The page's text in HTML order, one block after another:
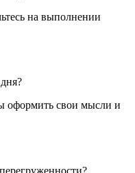
на выполнении
оформить свои мысли и